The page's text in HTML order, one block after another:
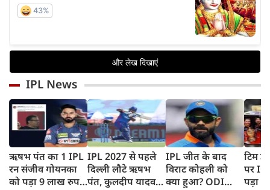
IPL News
ऋषभ पंत का 1 IPL
रन संजीव गोयनका
को पड़ा 9 लाख रुपए
IPL 2027 से पहले
दिल्ली लौटे ऋषभ
पंत, कुलदीप यादव
IPL जीत के बाद
विराट कोहली को
क्या हुआ? ODI
टिम
पर
पड़ा